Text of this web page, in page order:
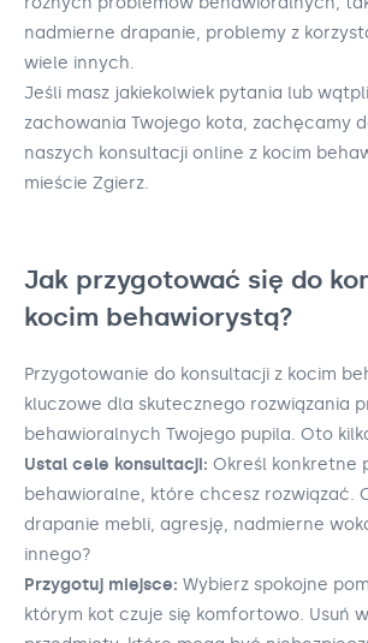
nadmierne drapanie, problemy z
wiele innych.
Jeśli masz jakiekolwiek pytania lub
zachowania Twojego kota, zachęcamy
naszych konsultacji online z kocim
mieście Zgierz.
Jak przygotować się do
kocim behawiorystą?
Przygotowanie do konsultacji z kocim
kluczowe dla skutecznego rozwiązania
behawioralnych Twojego pupila. Oto
Ustal cele konsultacji: Określ konkretne
behawioralne, które chcesz rozwiązać.
drapanie mebli, agresję, nadmierne
innego?
Przygotuj miejsce: Wybierz spokojne
którym kot czuje się komfortowo. Usuń